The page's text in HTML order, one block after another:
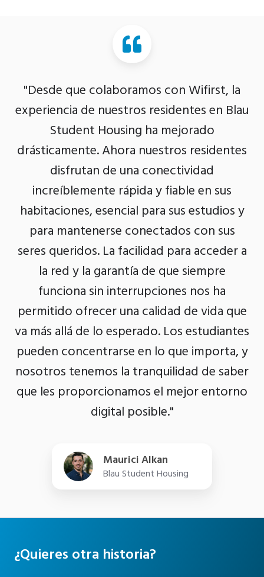
"Desde que colaboramos con Wifirst, la
experiencia de nuestros residentes en Blau
Student Housing ha mejorado
drásticamente. Ahora nuestros residentes
disfrutan de una conectividad
increíblemente rápida y fiable en sus
habitaciones, esencial para sus estudios y
para mantenerse conectados con sus
seres queridos. La facilidad para acceder a
la red y la garantía de que siempre
funciona sin interrupciones nos ha
permitido ofrecer una calidad de vida que
va más allá de lo esperado. Los estudiantes
pueden concentrarse en lo que importa, y
nosotros tenemos la tranquilidad de saber
que les proporcionamos el mejor entorno
digital posible."
Maurici Alkan
Blau Student Housing
¿Quieres otra historia?